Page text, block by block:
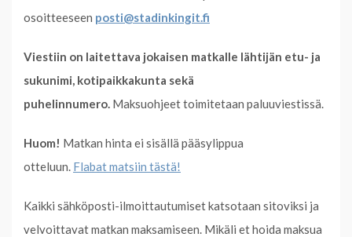
osoitteeseen posti@stadinkingit.fi
Viestiin on laitettava jokaisen matkalle lähtijän etu- ja
sukunimi, kotipaikkakunta sekä
puhelinnumero. Maksuohjeet toimitetaan paluuviestissä.
Huom! Matkan hinta ei sisällä pääsylippua
otteluun. Flabat matsiin tästä!
Kaikki sähköposti-ilmoittautumiset katsotaan sitoviksi ja
velvoittavat matkan maksamiseen. Mikäli et hoida maksua